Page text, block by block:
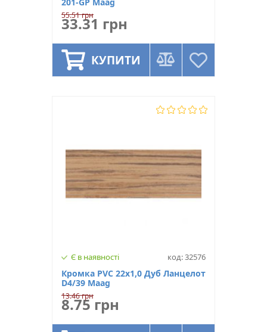
55.51 грн
33.31 грн
КУПИТИ
Є в наявності код: 32576
Кромка PVC 22х1,0 Дуб Ланцелот
D4/39 Maag
13.46 грн
8.75 грн